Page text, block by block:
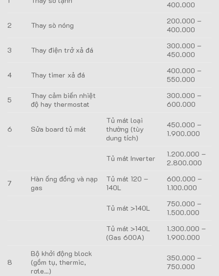
400.000
2 Thay sò nóng
200.000 –
400.000
3 Thay điện trở xả đá
300.000 –
450.000
4 Thay timer xả đá
400.000 –
550.000
5
Thay cảm biến nhiệt
độ hay thermostat
300.000 –
600.000
6 Sửa board tủ mát
Tủ mát loại
thường (tùy
dung tích)
450.000 –
1.900.000
Tủ mát Inverter
1.200.000 –
2.800.000
7
Hàn ống đồng và nạp
gas
Tủ mát 120 –
140L
600.000 –
1.100.000
Tủ mát >140L
750.000 –
1.500.000
Tủ mát >140L
(Gas 600A)
1.300.000 –
1.900.000
8
Bộ khởi động block
(gồm tụ, thermic,
rơle…)
350.000 –
750.000